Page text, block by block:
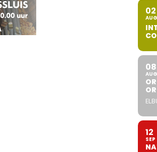
02
AUG
08
AUG
12
SEP